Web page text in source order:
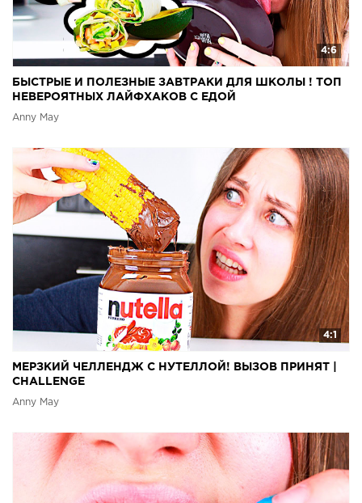
4:6
БЫСТРЫЕ И ПОЛЕЗНЫЕ ЗАВТРАКИ ДЛЯ ШКОЛЫ ! ТОП
НЕВЕРОЯТНЫХ ЛАЙФХАКОВ С ЕДОЙ
Anny May
4:1
МЕРЗКИЙ ЧЕЛЛЕНДЖ С НУТЕЛЛОЙ! ВЫЗОВ ПРИНЯТ |
CHALLENGE
Anny May